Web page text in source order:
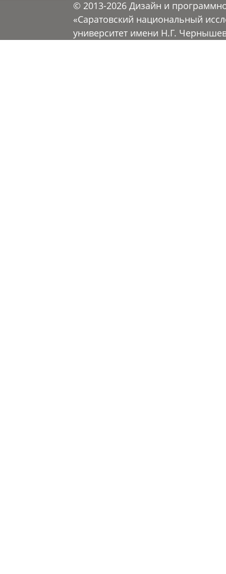
© 2013-2026 Дизайн и
«Саратовский национальный
университет имени Н.Г.